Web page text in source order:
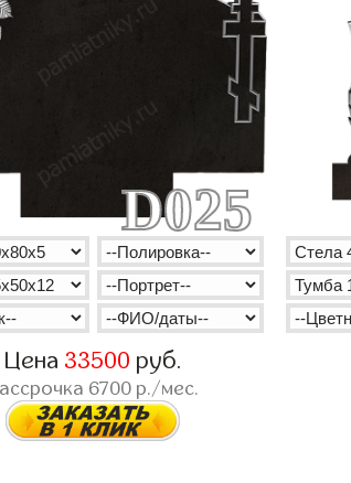
D025
Цена 33500 руб.
6700р./мес.